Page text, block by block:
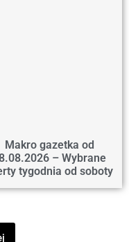
Makro gazetka od
– Wybrane
tygodnia od soboty